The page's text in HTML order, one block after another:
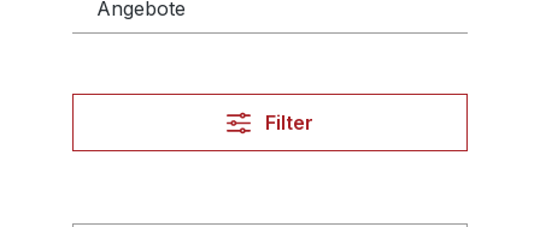
Angebote
Filter